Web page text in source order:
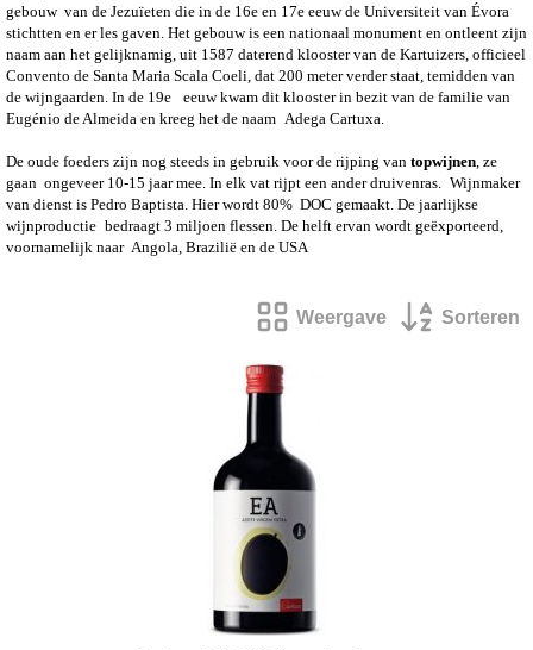
gebouw van de Jezuïeten die in de 16e en 17e eeuw de Universiteit van Évora
stichtten en er les gaven. Het gebouw is een nationaal monument en ontleent zijn
naam aan het gelijknamig, uit 1587 daterend klooster van de Kartuizers, officieel
Convento de Santa Maria Scala Coeli, dat 200 meter verder staat, temidden van
de wijngaarden. In de 19e
eeuw kwam dit klooster in bezit van de familie van
Eugénio de Almeida en kreeg het de naam Adega Cartuxa.
De oude foeders zijn nog steeds in gebruik voor de rijping van topwijnen , ze
gaan ongeveer 10-15 jaar mee. In elk vat rijpt een ander druivenras.
Wijnmaker
van dienst is Pedro Baptista. Hier wordt 80% DOC gemaakt. De jaarlijkse
wijnproductie bedraagt 3 miljoen flessen. De helft ervan wordt geëxporteerd,
voornamelijk naar Angola, Brazilië en de USA
Weergave Sorteren